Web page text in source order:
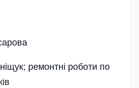
ремонтні роботи по